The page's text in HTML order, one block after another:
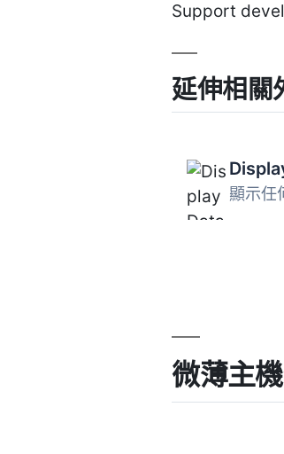
Support
延伸相關
微薄主